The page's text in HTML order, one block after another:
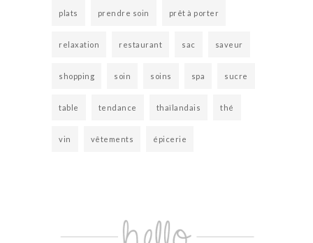
plats prendre soin prêt à porter
relaxation restaurant sac saveur
shopping soin soins spa sucre
table tendance thaïlandais thé
vin vêtements épicerie